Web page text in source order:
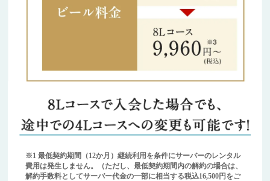
※1 最低契約期間（12か月）継続利用を条件にサーバーのレンタル
費用は発生しません。（ただし、最低契約期間内の解約の場合は、
解約手数料としてサーバー代金の一部に相当する税込16,500円をご